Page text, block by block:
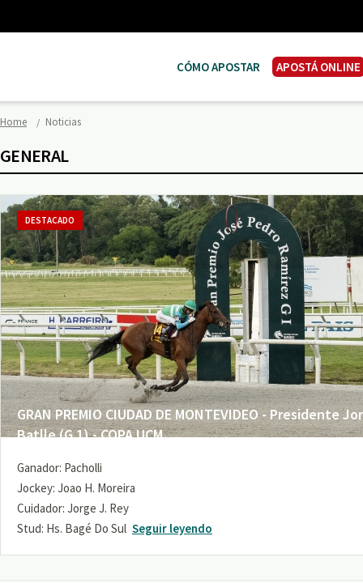
CÓMO APOSTAR APOSTÁ ONLINE
Home Noticias
GENERAL
GRAN PREMIO CIUDAD DE MONTEVIDEO - Presidente
Batlle (G 1) - COPA UCM
DESTACADO
Ganador: Pacholli
Jockey: Joao H. Moreira
Cuidador: Jorge J. Rey
Stud: Hs. Bagé Do Sul Seguir leyendo